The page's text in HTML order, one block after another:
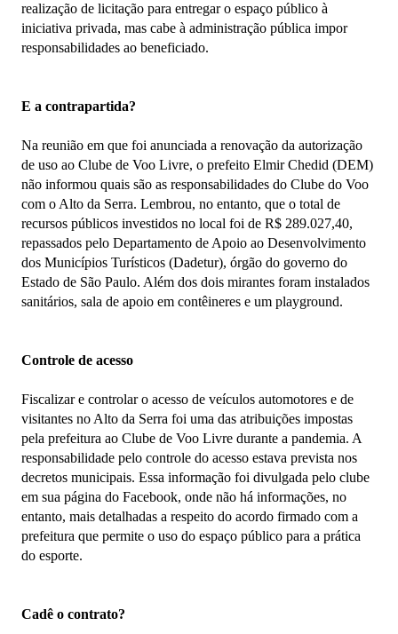
realização de licitação para entregar o espaço público à
iniciativa privada, mas cabe à administração pública impor
responsabilidades ao beneficiado.
E a contrapartida?
Na reunião em que foi anunciada a renovação da autorização
de uso ao Clube de Voo Livre, o prefeito Elmir Chedid (DEM)
não informou quais são as responsabilidades do Clube do Voo
com o Alto da Serra. Lembrou, no entanto, que o total de
recursos públicos investidos no local foi de R$ 289.027,40,
repassados pelo Departamento de Apoio ao Desenvolvimento
dos Municípios Turísticos (Dadetur), órgão do governo do
Estado de São Paulo. Além dos dois mirantes foram instalados
sanitários, sala de apoio em contêineres e um playground.
Controle de acesso
Fiscalizar e controlar o acesso de veículos automotores e de
visitantes no Alto da Serra foi uma das atribuições impostas
pela prefeitura ao Clube de Voo Livre durante a pandemia. A
responsabilidade pelo controle do acesso estava prevista nos
decretos municipais. Essa informação foi divulgada pelo clube
em sua página do Facebook, onde não há informações, no
entanto, mais detalhadas a respeito do acordo firmado com a
prefeitura que permite o uso do espaço público para a prática
do esporte.
Cadê o contrato?